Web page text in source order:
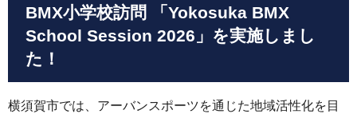
BMX小学校訪問 「Yokosuka BMX
School Session 2026」を実施しまし
た！
横須賀市では、アーバンスポーツを通じた地域活性化を目